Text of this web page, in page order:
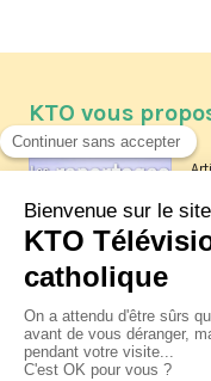
KTO vous